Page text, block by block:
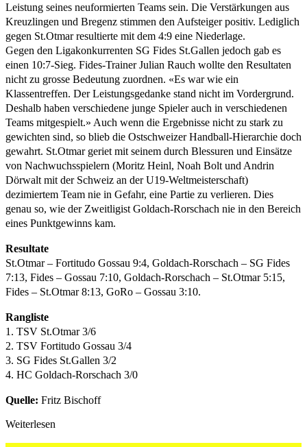
Leistung seines neuformierten Teams sein. Die Verstärkungen aus
Kreuzlingen und Bregenz stimmen den Aufsteiger positiv. Lediglich
gegen St.Otmar resultierte mit dem 4:9 eine Niederlage.
Gegen den Ligakonkurrenten SG Fides St.Gallen jedoch gab es
einen 10:7-Sieg. Fides-Trainer Julian Rauch wollte den Resultaten
nicht zu grosse Bedeutung zuordnen. «Es war wie ein
Klassentreffen. Der Leistungsgedanke stand nicht im Vordergrund.
Deshalb haben verschiedene junge Spieler auch in verschiedenen
Teams mitgespielt.» Auch wenn die Ergebnisse nicht zu stark zu
gewichten sind, so blieb die Ostschweizer Handball-Hierarchie doch
gewahrt. St.Otmar geriet mit seinem durch Blessuren und Einsätze
von Nachwuchsspielern (Moritz Heinl, Noah Bolt und Andrin
Dörwalt mit der Schweiz an der U19-Weltmeisterschaft)
dezimiertem Team nie in Gefahr, eine Partie zu verlieren. Dies
genau so, wie der Zweitligist Goldach-Rorschach nie in den Bereich
eines Punktgewinns kam.
Resultate
St.Otmar – Fortitudo Gossau 9:4, Goldach-Rorschach – SG Fides
7:13, Fides – Gossau 7:10, Goldach-Rorschach – St.Otmar 5:15,
Fides – St.Otmar 8:13, GoRo – Gossau 3:10.
Rangliste
1. TSV St.Otmar 3/6
2. TSV Fortitudo Gossau 3/4
3. SG Fides St.Gallen 3/2
4. HC Goldach-Rorschach 3/0
Quelle: Fritz Bischoff
Weiterlesen